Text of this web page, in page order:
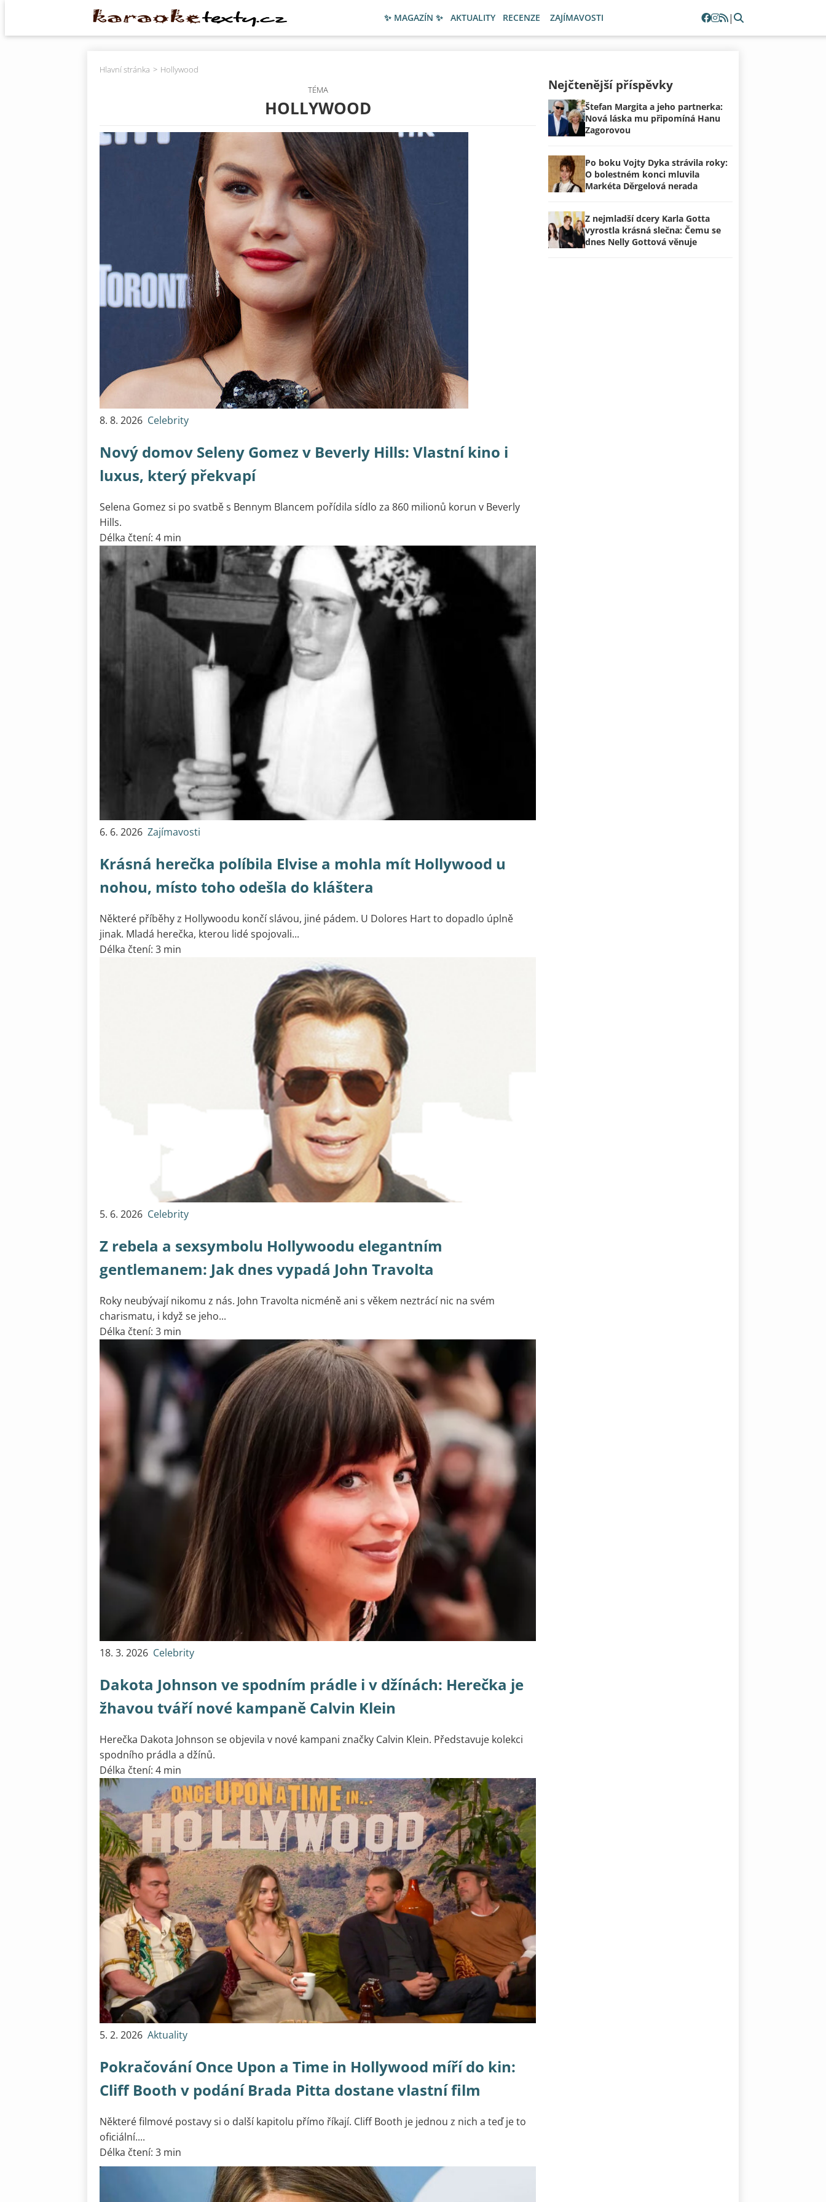
✨ MAGAZÍN ✨ AKTUALITY RECENZE ZAJÍMAVOSTI |
Hlavní stránka
Hollywood
TÉMA
HOLLYWOOD
8. 8. 2026 Celebrity
Nový domov Seleny Gomez v Beverly Hills: Vlastní kino i
luxus, který překvapí
Selena Gomez si po svatbě s Bennym Blancem pořídila sídlo za 860 milionů korun v Beverly
Hills.
Délka čtení: 4 min
6. 6. 2026 Zajímavosti
Krásná herečka políbila Elvise a mohla mít Hollywood u
nohou, místo toho odešla do kláštera
Některé příběhy z Hollywoodu končí slávou, jiné pádem. U Dolores Hart to dopadlo úplně
jinak. Mladá herečka, kterou lidé spojovali...
Délka čtení: 3 min
5. 6. 2026 Celebrity
Z rebela a sexsymbolu Hollywoodu elegantním
gentlemanem: Jak dnes vypadá John Travolta
Roky neubývají nikomu z nás. John Travolta nicméně ani s věkem neztrácí nic na svém
charismatu, i když se jeho...
Délka čtení: 3 min
18. 3. 2026 Celebrity
Dakota Johnson ve spodním prádle i v džínách: Herečka je
žhavou tváří nové kampaně Calvin Klein
Herečka Dakota Johnson se objevila v nové kampani značky Calvin Klein. Představuje kolekci
spodního prádla a džínů.
Délka čtení: 4 min
5. 2. 2026 Aktuality
Pokračování Once Upon a Time in Hollywood míří do kin:
Cliff Booth v podání Brada Pitta dostane vlastní film
Některé filmové postavy si o další kapitolu přímo říkají. Cliff Booth je jednou z nich a teď je to
oficiální....
Délka čtení: 3 min
Nejčtenější příspěvky
Štefan Margita a jeho partnerka:
Nová láska mu připomíná Hanu
Zagorovou
Po boku Vojty Dyka strávila roky:
O bolestném konci mluvila
Markéta Děrgelová nerada
Z nejmladší dcery Karla Gotta
vyrostla krásná slečna: Čemu se
dnes Nelly Gottová věnuje